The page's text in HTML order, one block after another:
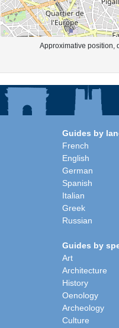
Approximative position,
Guides by
French
English
German
Spanish
Italian
Greek
Russian
Guides by
Art
Architecture
History
Oenology
Archeology
Culture